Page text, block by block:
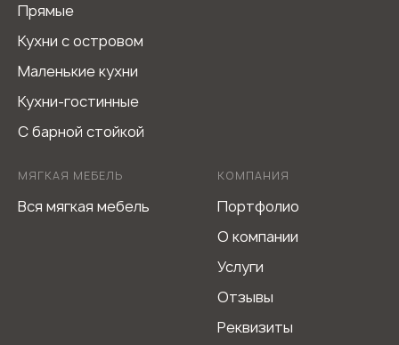
Прямые
Кухни с островом
Маленькие кухни
Кухни-гостинные
С барной стойкой
МЯГКАЯ МЕБЕЛЬ
Вся мягкая мебель
КОМПАНИЯ
Портфолио
О компании
Услуги
Отзывы
Реквизиты
Не является публичной офертой